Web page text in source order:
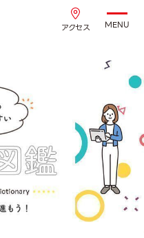
アクセス MENU